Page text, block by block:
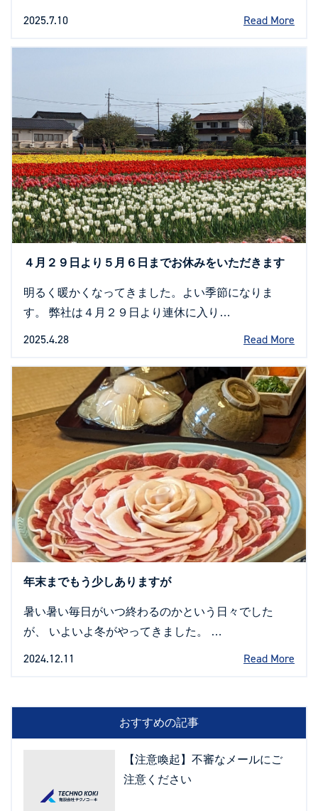
2025.7.10 Read More
４月２９日より５月６日までお休みをいただきます
明るく暖かくなってきました。よい季節になりま
す。 弊社は４月２９日より連休に入り…
2025.4.28 Read More
年末までもう少しありますが
暑い暑い毎日がいつ終わるのかという日々でした
が、 いよいよ冬がやってきました。 …
2024.12.11 Read More
おすすめの記事
【注意喚起】不審なメールにご
注意ください